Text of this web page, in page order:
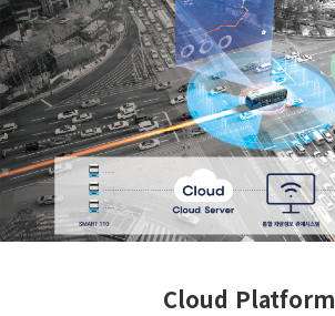
Cloud Platform